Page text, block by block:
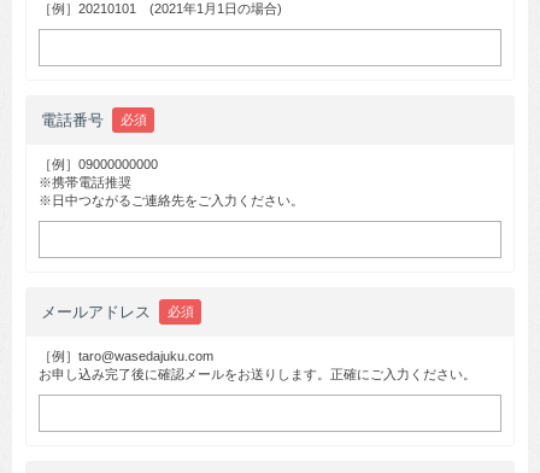
［例］20210101 (2021年1月1日の場合)
電話番号 必須
［例］09000000000
※携帯電話推奨
※日中つながるご連絡先をご入力ください。
メールアドレス 必須
［例］taro@wasedajuku.com
お申し込み完了後に確認メールをお送りします。正確にご入力ください。